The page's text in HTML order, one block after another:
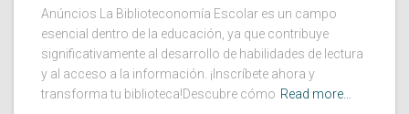
Anúncios La Biblioteconomía Escolar es un campo
esencial dentro de la educación, ya que contribuye
significativamente al desarrollo de habilidades de lectura
y al acceso a la información. ¡Inscríbete ahora y
transforma tu biblioteca!Descubre cómo Read more…